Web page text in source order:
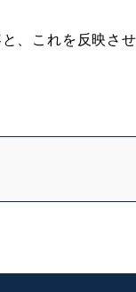
、これを反映さ